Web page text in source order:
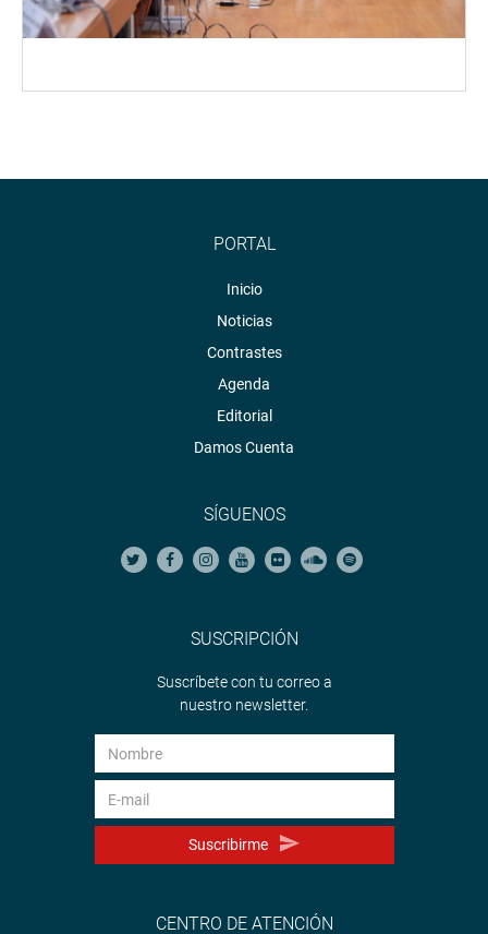
PORTAL
Inicio
Noticias
Contrastes
Agenda
Editorial
Damos Cuenta
SÍGUENOS
SUSCRIPCIÓN
Suscríbete con tu correo a
nuestro newsletter.
Suscribirme
CENTRO DE ATENCIÓN